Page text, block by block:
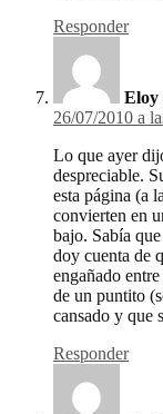
Responder
Eloy
26/07/2010 a
Lo que ayer
despreciable.
esta página (a
convierten en
bajo. Sabía
doy cuenta de
engañado
de un puntito
cansado y que
Responder